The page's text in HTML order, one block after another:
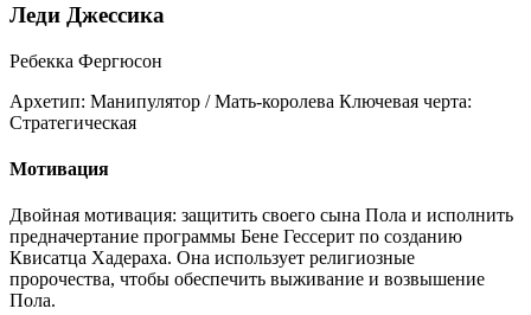
Леди Джессика
Ребекка Фергюсон
Архетип: Манипулятор / Мать-королева Ключевая черта:
Стратегическая
Мотивация
Двойная мотивация: защитить своего сына Пола и исполнить
предначертание программы Бене Гессерит по созданию
Квисатца Хадераха. Она использует религиозные
пророчества, чтобы обеспечить выживание и возвышение
Пола.